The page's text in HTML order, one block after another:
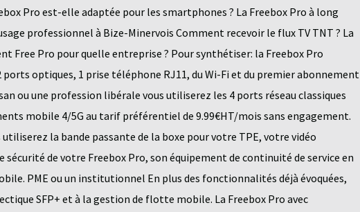
Pro est-elle adaptée pour les smartphones ? La Freebox Pro à long
professionnel à Bize-Minervois Comment recevoir le flux TV TNT ? La
Free Pro pour quelle entreprise ? Pour synthétiser: la Freebox Pro
ports optiques, 1 prise téléphone RJ11, du Wi-Fi et du premier abonnement
ou une profession libérale vous utiliserez les 4 ports réseau classiques
mobile 4/5G au tarif préférentiel de 9.99€HT/mois sans engagement.
la bande passante de la boxe pour votre TPE, votre vidéo
de votre Freebox Pro, son équipement de continuité de service en
PME ou un institutionnel En plus des fonctionnalités déjà évoquées,
SFP+ et à la gestion de flotte mobile. La Freebox Pro avec